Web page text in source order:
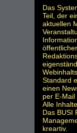
Das
Teil, der
aktuellen
Standard
einen
per E-Mail
Alle
Das BUSI
kreartiv.